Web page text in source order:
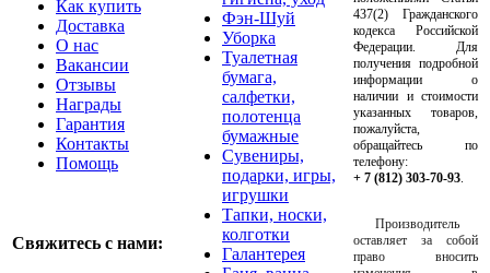
Как купить
Доставка
О нас
Вакансии
Отзывы
Награды
Гарантия
Контакты
Помощь
Свяжитесь с нами:
Фэн-Шуй
Уборка
Туалетная
бумага,
салфетки,
полотенца
бумажные
Сувениры,
подарки, игры,
игрушки
Тапки, носки,
колготки
Галантерея
437(2) Гражданского
кодекса Российской
Федерации. Для
получения подробной
информации о
наличии и стоимости
указанных товаров,
пожалуйста,
обращайтесь по
телефону:
+ 7 (812) 303-70-93
Производитель
оставляет за собой
право вносить